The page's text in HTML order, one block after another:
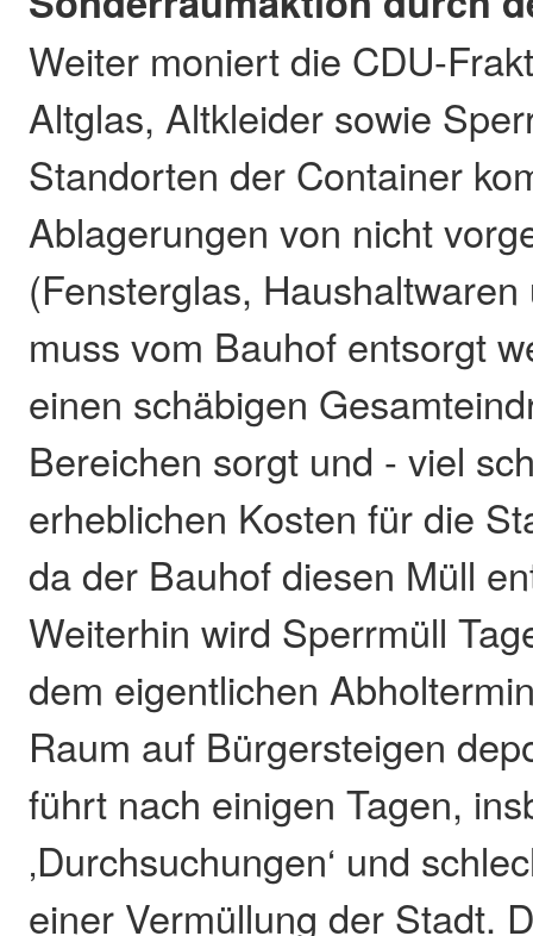
Weiter moniert die CDU-
Altglas, Altkleider sowie
Standorten der Container
Ablagerungen von nicht
(Fensterglas,
muss vom Bauhof entsorgt
einen schäbigen
Bereichen sorgt und - viel
erheblichen Kosten für die
da der Bauhof diesen Müll
Weiterhin wird Sperrmüll
dem eigentlichen
Raum auf Bürgersteigen
führt nach einigen Tagen,
‚Durchsuchungen‘ und
einer Vermüllung der Stadt.